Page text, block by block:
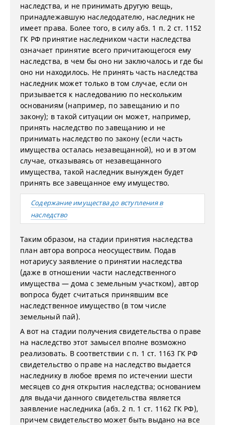
наследства, и не принимать другую вещь,
принадлежавшую наследодателю, наследник не
имеет права. Более того, в силу абз. 1 п. 2 ст. 1152
ГК РФ принятие наследником части наследства
означает принятие всего причитающегося ему
наследства, в чем бы оно ни заключалось и где бы
оно ни находилось. Не принять часть наследства
наследник может только в том случае, если он
призывается к наследованию по нескольким
основаниям (например, по завещанию и по
закону); в такой ситуации он может, например,
принять наследство по завещанию и не
принимать наследство по закону (если часть
имущества осталась незавещанной), но и в этом
случае, отказываясь от незавещанного
имущества, такой наследник вынужден будет
принять все завещанное ему имущество.
Содержание имущества до вступления в
наследство
Таким образом, на стадии принятия наследства
план автора вопроса неосуществим. Подав
нотариусу заявление о принятии наследства
(даже в отношении части наследственного
имущества — дома с земельным участком), автор
вопроса будет считаться принявшим все
наследственное имущество (в том числе
земельный пай).
А вот на стадии получения свидетельства о праве
на наследство этот замысел вполне возможно
реализовать. В соответствии с п. 1 ст. 1163 ГК РФ
свидетельство о праве на наследство выдается
наследнику в любое время по истечении шести
месяцев со дня открытия наследства; основанием
для выдачи данного свидетельства является
заявление наследника (абз. 2 п. 1 ст. 1162 ГК РФ),
причем свидетельство может быть выдано на все